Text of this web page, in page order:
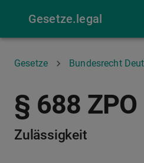
Gesetze.legal
Gesetze Bundesrecht
§ 688 ZPO
Zulässigkeit